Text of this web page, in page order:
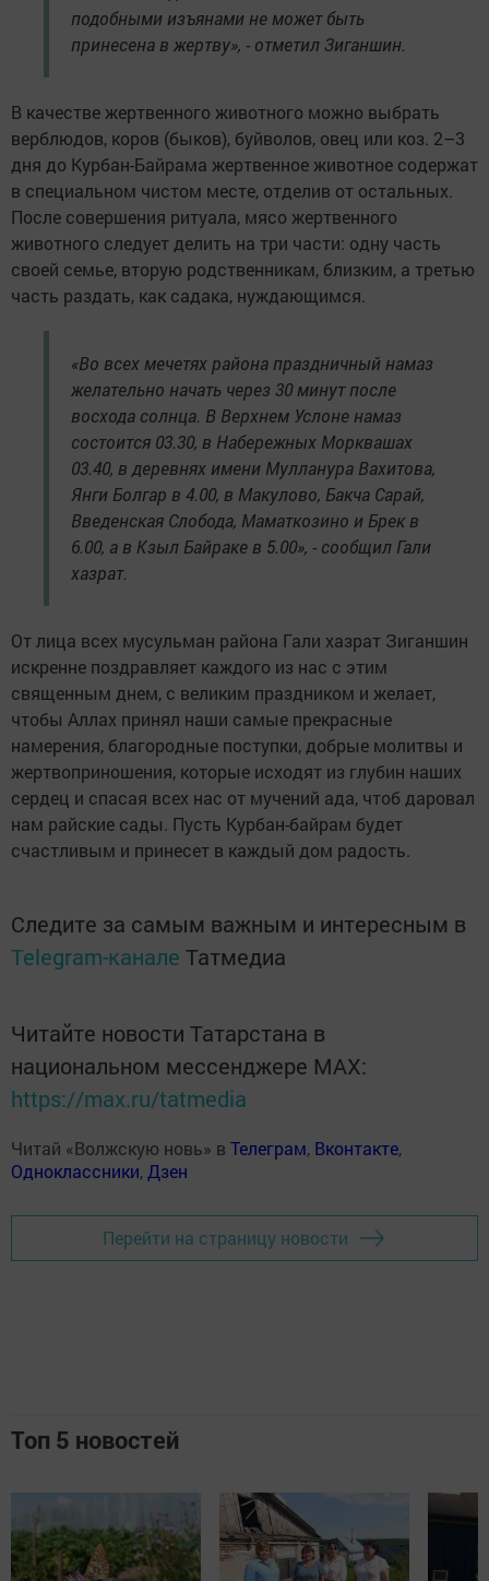
подобными изъянами не может быть
принесена в жертву», - отметил Зиганшин.
В качестве жертвенного животного можно выбрать
верблюдов, коров (быков), буйволов, овец или коз. 2–3
дня до Курбан-Байрама жертвенное животное содержат
в специальном чистом месте, отделив от остальных.
После совершения ритуала, мясо жертвенного
животного следует делить на три части: одну часть
своей семье, вторую родственникам, близким, а третью
часть раздать, как садака, нуждающимся.
«Во всех мечетях района праздничный намаз
желательно начать через 30 минут после
восхода солнца. В Верхнем Услоне намаз
состоится 03.30, в Набережных Морквашах
03.40, в деревнях имени Мулланура Вахитова,
Янги Болгар в 4.00, в Макулово, Бакча Сарай,
Введенская Слобода, Маматкозино и Брек в
6.00, а в Кзыл Байраке в 5.00», - сообщил Гали
хазрат.
От лица всех мусульман района Гали хазрат Зиганшин
искренне поздравляет каждого из нас с этим
священным днем, с великим праздником и желает,
чтобы Аллах принял наши самые прекрасные
намерения, благородные поступки, добрые молитвы и
жертвоприношения, которые исходят из глубин наших
сердец и спасая всех нас от мучений ада, чтоб даровал
нам райские сады. Пусть Курбан-байрам будет
счастливым и принесет в каждый дом радость.
Следите за самым важным и интересным в
Telegram-канале Татмедиа
Читайте новости Татарстана в
национальном мессенджере MАХ:
https://max.ru/tatmedia
Читай «Волжскую новь» в Телеграм, Вконтакте,
Одноклассники, Дзен
Перейти на страницу новости
Топ 5 новостей